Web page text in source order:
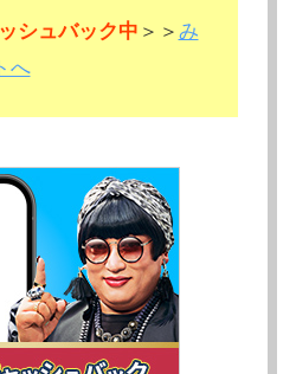
シュバック中 ＞＞ み
へ